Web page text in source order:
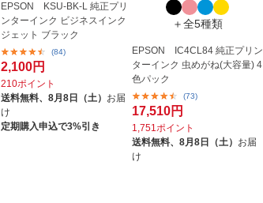
EPSON KSU-BK-L 純正プリ
ンターインク ビジネスインク
ジェット ブラック
(84)
2,100円
210ポイント
送料無料、 8月8日（土） お届
け
定期購入申込で3%引き
＋全5種類
EPSON IC4CL84 純正プリン
ターインク 虫めがね(大容量) 4
色パック
(73)
17,510円
1,751ポイント
送料無料、8月8日（土） お届
け